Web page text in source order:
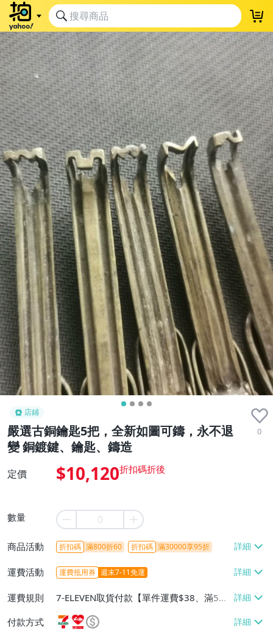
店鋪
嚴選古銅鑰匙5把，全新如圖可鑄，永不退
變 銅鍍鍵、鑰匙、鑄造
0
定價 $10,120
數量
商品活動 折扣碼 滿800折60 折扣碼 滿30000享95折
運費活動 運費抵用券 週末7-11免運
運費規則
7-ELEVEN取貨付款【單件運費$38、滿5件
或消費滿$1298免運費】、7-ELEVEN取貨
不付款【免運費】、萊爾富取貨付款【單件
付款方式